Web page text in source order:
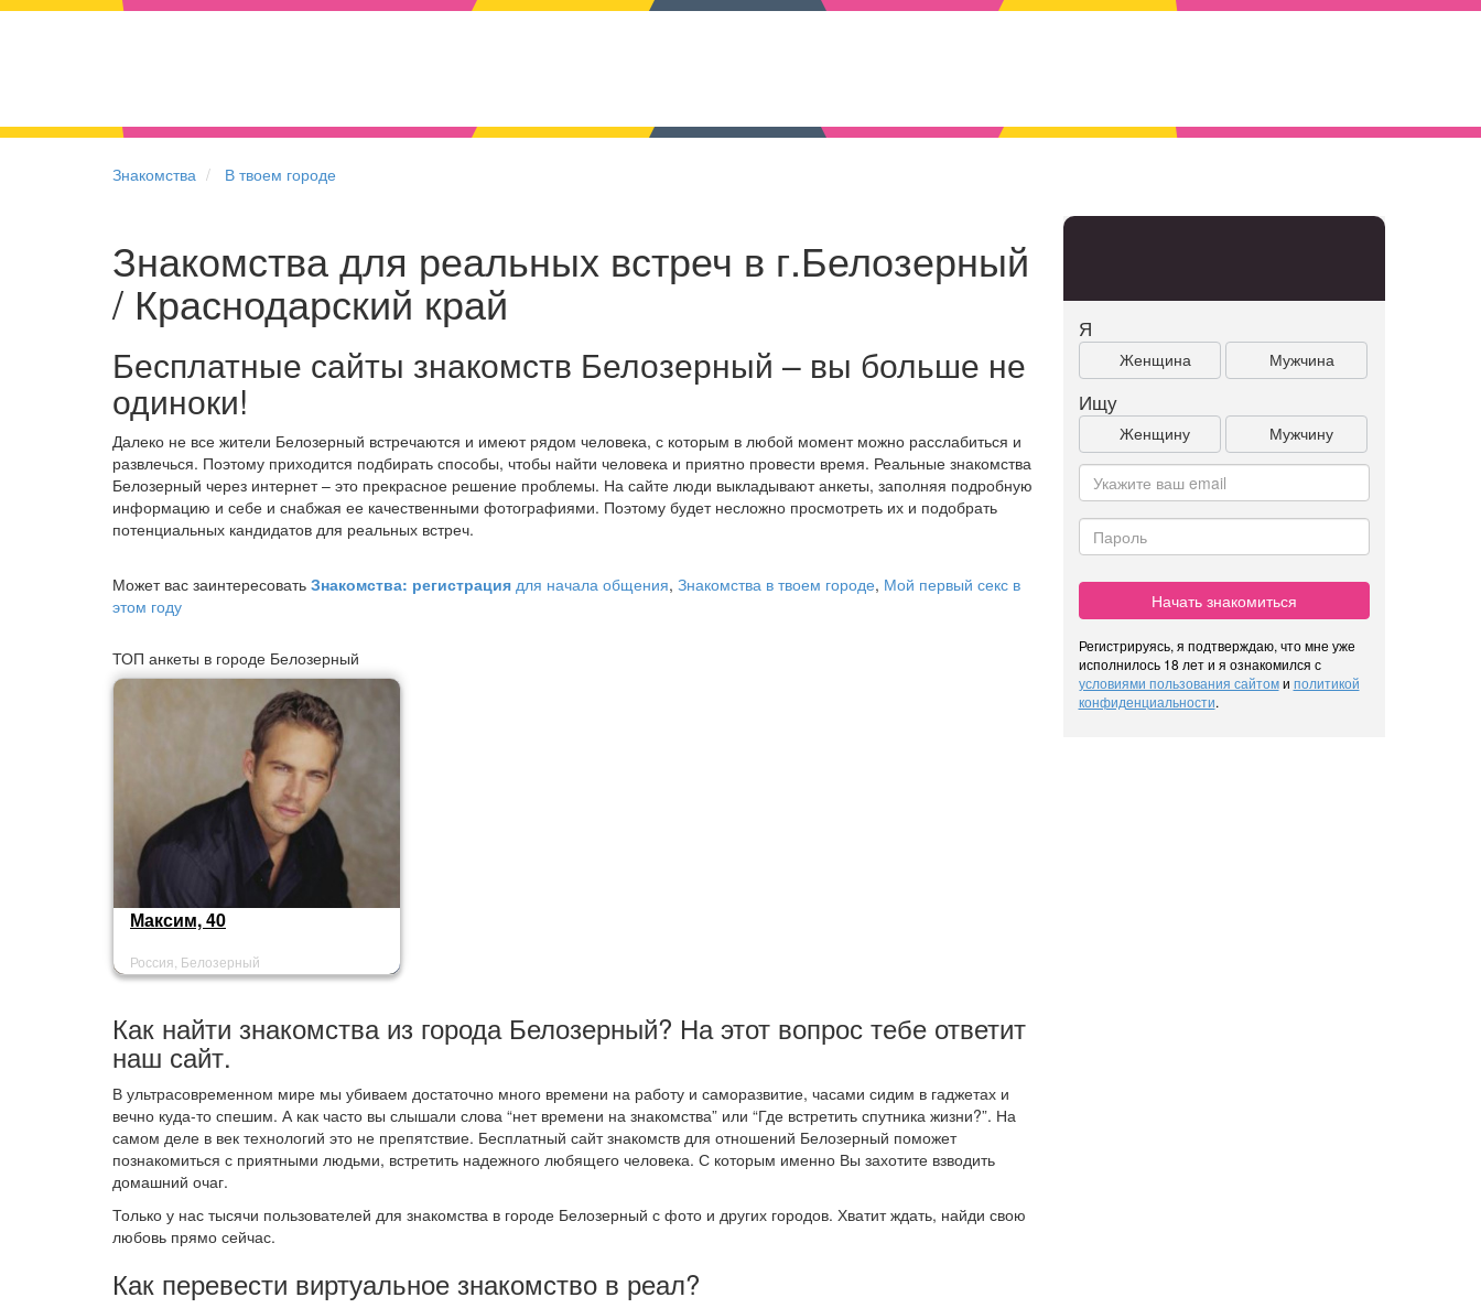
Знакомства В твоем городе
Знакомства для реальных встреч в г.Белозерный
/ Краснодарский край
Бесплатные сайты знакомств Белозерный – вы больше не
одиноки!
Далеко не все жители Белозерный встречаются и имеют рядом человека, с которым в любой момент можно расслабиться и
развлечься. Поэтому приходится подбирать способы, чтобы найти человека и приятно провести время. Реальные знакомства
Белозерный через интернет – это прекрасное решение проблемы. На сайте люди выкладывают анкеты, заполняя подробную
информацию и себе и снабжая ее качественными фотографиями. Поэтому будет несложно просмотреть их и подобрать
потенциальных кандидатов для реальных встреч.
Может вас заинтересовать Знакомства: регистрация для начала общения, Знакомства в твоем городе, Мой первый секс в
этом году
ТОП анкеты в городе Белозерный
Максим, 40
Россия, Белозерный
Как найти знакомства из города Белозерный? На этот вопрос тебе ответит
наш сайт.
В ультрасовременном мире мы убиваем достаточно много времени на работу и саморазвитие, часами сидим в гаджетах и
вечно куда-то спешим. А как часто вы слышали слова “нет времени на знакомства” или “Где встретить спутника жизни?”. На
самом деле в век технологий это не препятствие. Бесплатный сайт знакомств для отношений Белозерный поможет
познакомиться с приятными людьми, встретить надежного любящего человека. С которым именно Вы захотите взводить
домашний очаг.
Только у нас тысячи пользователей для знакомства в городе Белозерный с фото и других городов. Хватит ждать, найди свою
любовь прямо сейчас.
Как перевести виртуальное знакомство в реал?
Я
Женщина Мужчина
Ищу
Женщину Мужчину
Начать знакомиться
Регистрируясь, я подтверждаю, что мне уже
исполнилось 18 лет и я ознакомился с
условиями пользования сайтоми политикой
конфиденциальности.